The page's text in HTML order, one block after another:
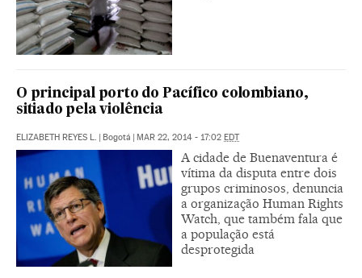
O principal porto do Pacífico colombiano,
sitiado pela violência
ELIZABETH REYES L. | Bogotá | MAR 22, 2014 - 17:02 EDT
A cidade de Buenaventura é
vítima da disputa entre dois
grupos criminosos, denuncia
a organização Human Rights
Watch, que também fala que
a população está
desprotegida